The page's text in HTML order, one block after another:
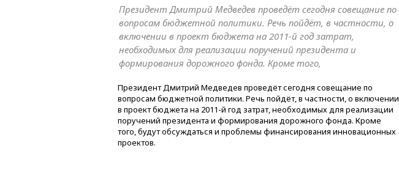
Президент Дмитрий Медведев проведёт сегодня совещание по
вопросам бюджетной политики. Речь пойдёт, в частности, о
включении в проект бюджета на 2011-й год затрат,
необходимых для реализации поручений президента и
формирования дорожного фонда. Кроме того,
Президент Дмитрий Медведев проведёт сегодня совещание по
вопросам бюджетной политики. Речь пойдёт, в частности, о включении
в проект бюджета на 2011-й год затрат, необходимых для реализации
поручений президента и формирования дорожного фонда. Кроме
того, будут обсуждаться и проблемы финансирования инновационных
проектов.